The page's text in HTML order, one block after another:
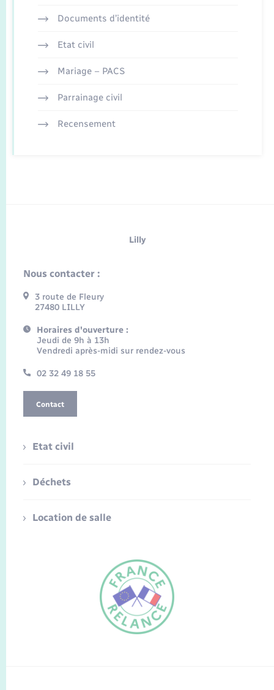
Documents d’identité
Etat civil
Mariage – PACS
Parrainage civil
Recensement
Lilly
Nous contacter :
3 route de Fleury
27480 LILLY
Horaires d'ouverture :
Jeudi de 9h à 13h
Vendredi après-midi sur rendez-vous
02 32 49 18 55
Contact
Etat civil
Déchets
Location de salle